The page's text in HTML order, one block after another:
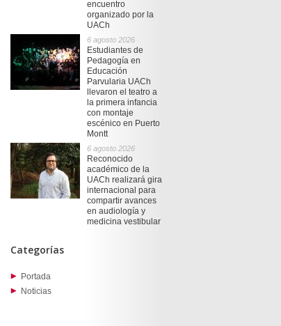
encuentro
organizado por la
UACh
6 agosto 2026
Estudiantes de
Pedagogía en
Educación
Parvularia UACh
llevaron el teatro a
la primera infancia
con montaje
escénico en Puerto
Montt
6 agosto 2026
Reconocido
académico de la
UACh realizará gira
internacional para
compartir avances
en audiología y
medicina vestibular
Categorías
Portada
Noticias